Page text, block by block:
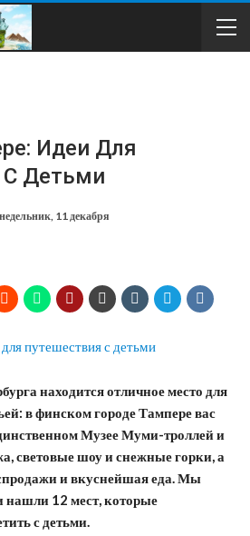
Идеи Для
С Детьми
11 декабря
находится отличное место для
: в финском городе Тамперевас
Музее Муми-троллейи
световые шоу и снежные горки, а
и вкуснейшая еда. Мы
нашли 12 мест, которые
с детьми.